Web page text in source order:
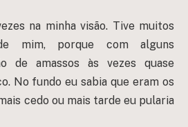
na minha visão. Tive muitos
mim, porque com alguns
de amassos às vezes quase
No fundo eu sabia que eram os
cedo ou mais tarde eu pularia